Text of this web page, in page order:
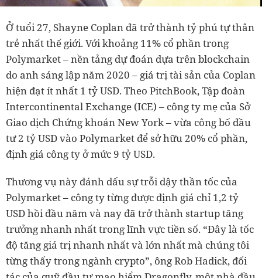
Ở tuổi 27, Shayne Coplan đã trở thành tỷ phú tự thân
trẻ nhất thế giới. Với khoảng 11% cổ phần trong
Polymarket – nền tảng dự đoán dựa trên blockchain
do anh sáng lập năm 2020 – giá trị tài sản của Coplan
hiện đạt ít nhất 1 tỷ USD. Theo PitchBook, Tập đoàn
Intercontinental Exchange (ICE) – công ty mẹ của Sở
Giao dịch Chứng khoán New York – vừa công bố đầu
tư 2 tỷ USD vào Polymarket để sở hữu 20% cổ phần,
định giá công ty ở mức 9 tỷ USD.
Thương vụ này đánh dấu sự trỗi dậy thần tốc của
Polymarket – công ty từng được định giá chỉ 1,2 tỷ
USD hồi đầu năm và nay đã trở thành startup tăng
trưởng nhanh nhất trong lĩnh vực tiền số. “Đây là tốc
độ tăng giá trị nhanh nhất và lớn nhất mà chúng tôi
từng thấy trong ngành crypto”, ông Rob Hadick, đối